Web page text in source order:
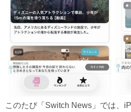
このたび「Switch News」では、